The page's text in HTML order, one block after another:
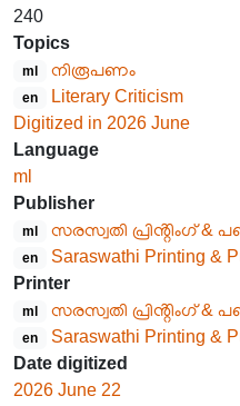
240
Topics
ml നിരൂപണം
en
Literary Criticism
Digitized in 2026 June
Language
ml
Publisher
ml സരസ്വതി പ്രിൻ്റിംഗ്
en
Saraswathi Printing &
Printer
ml സരസ്വതി പ്രിൻ്റിംഗ്
en
Saraswathi Printing &
Date digitized
2026 June 22